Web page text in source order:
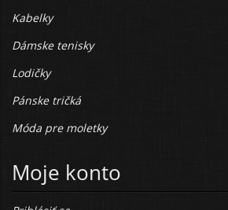
Kabelky
Dámske tenisky
Lodičky
Pánske tričká
Móda pre moletky
Moje konto